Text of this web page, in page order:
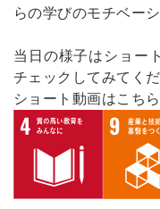
らの学びのモチベー
当日の様子はショー
チェックしてみてくだ
ショート動画はこちら